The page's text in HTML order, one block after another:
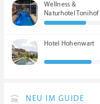
Wellness &
Naturhotel Tonihof
****S
Hotel Hohenwart
NEU IM GUIDE